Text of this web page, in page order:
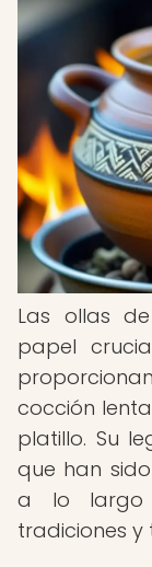
Las ollas
papel
cocción
platillo. Su
que han
a lo largo
tradiciones y